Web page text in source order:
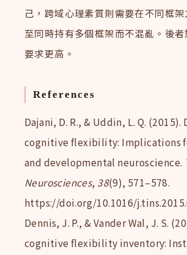
己，跨域心理素質則需要在不同框
至同時持有多個框架而不混亂。後
要求更高。
References
Dajani, D. R., & Uddin, L. Q.
cognitive flexibility: Implications
and developmental neuroscience.
Neurosciences, 38(9), 571–578.
https://doi.org/10.1016/
Dennis, J. P., & Vander Wal, J. S.
cognitive flexibility inventory: